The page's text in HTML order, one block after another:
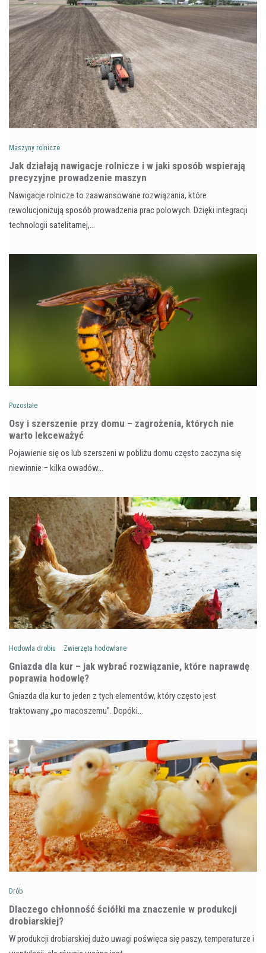
Maszyny rolnicze
Jak działają nawigacje rolnicze i w jaki sposób wspierają
precyzyjne prowadzenie maszyn
Nawigacje rolnicze to zaawansowane rozwiązania, które
rewolucjonizują sposób prowadzenia prac polowych. Dzięki integracji
technologii satelitarnej,…
Pozostałe
Osy i szerszenie przy domu – zagrożenia, których nie
warto lekceważyć
Pojawienie się os lub szerszeni w pobliżu domu często zaczyna się
niewinnie – kilka owadów…
Hodowla drobiu Zwierzęta hodowlane
Gniazda dla kur – jak wybrać rozwiązanie, które naprawdę
poprawia hodowlę?
Gniazda dla kur to jeden z tych elementów, który często jest
traktowany „po macoszemu”. Dopóki…
Drób
Dlaczego chłonność ściółki ma znaczenie w produkcji
drobiarskiej?
W produkcji drobiarskiej dużo uwagi poświęca się paszy, temperaturze i